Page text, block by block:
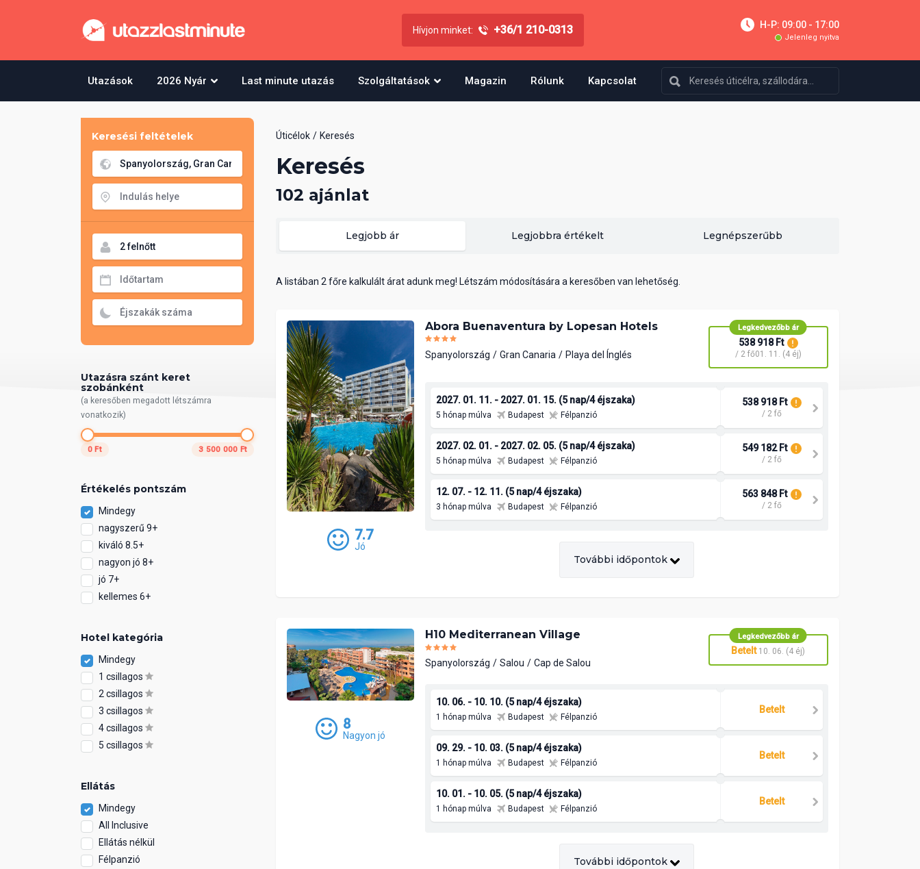
Hívjon minket: +36/1 210-0313 H-P: 09:00 - 17:00
Jelenleg nyitva
Utazások 2026 Nyár Last minute utazás Szolgáltatások Magazin Rólunk Kapcsolat
Keresési feltételek
Utazásra szánt keret
szobánként
(a keresőben megadott létszámra
vonatkozik)
0 Ft 3 500 000 Ft
Értékelés pontszám
Mindegy
nagyszerű 9+
kiváló 8.5+
nagyon jó 8+
jó 7+
kellemes 6+
Hotel kategória
Mindegy
1 csillagos
2 csillagos
3 csillagos
4 csillagos
5 csillagos
Ellátás
Mindegy
All Inclusive
Ellátás nélkül
Félpanzió
Úticélok Keresés
Keresés
102 ajánlat
Legjobb ár Legjobbra értékelt Legnépszerűbb
A listában 2 főre kalkulált árat adunk meg! Létszám módosítására a keresőben van lehetőség.
7.7
Jó
Abora Buenaventura by Lopesan Hotels
Spanyolország Gran Canaria Playa del Ínglés
Legkedvezőbb ár
538 918 Ft
/ 2 fő01. 11. (4 éj)
2027. 01. 11. - 2027. 01. 15. (5 nap/4 éjszaka)
5 hónap múlva Budapest Félpanzió
538 918 Ft
/ 2 fő
2027. 02. 01. - 2027. 02. 05. (5 nap/4 éjszaka)
5 hónap múlva Budapest Félpanzió
549 182 Ft
/ 2 fő
12. 07. - 12. 11. (5 nap/4 éjszaka)
3 hónap múlva Budapest Félpanzió
563 848 Ft
/ 2 fő
További időpontok
8
Nagyon jó
H10 Mediterranean Village
Spanyolország Salou Cap de Salou
Legkedvezőbb ár
Betelt 10. 06. (4 éj)
10. 06. - 10. 10. (5 nap/4 éjszaka)
1 hónap múlva Budapest Félpanzió
Betelt
09. 29. - 10. 03. (5 nap/4 éjszaka)
1 hónap múlva Budapest Félpanzió
Betelt
10. 01. - 10. 05. (5 nap/4 éjszaka)
1 hónap múlva Budapest Félpanzió
Betelt
További időpontok